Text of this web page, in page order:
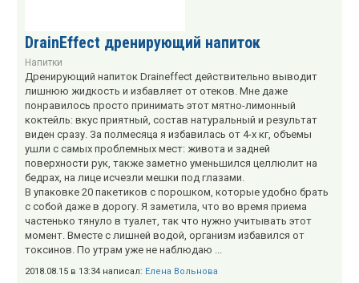
DrainEffect дренирующий напиток
Напитки
Дренирующий напиток Draineffect действительно выводит
лишнюю жидкость и избавляет от отеков. Мне даже
понравилось просто принимать этот мятно-лимонный
коктейль: вкус приятный, состав натуральный и результат
виден сразу. За полмесяца я избавилась от 4-х кг, объемы
ушли с самых проблемных мест: живота и задней
поверхности рук, также заметно уменьшился целлюлит на
бедрах, на лице исчезли мешки под глазами.
В упаковке 20 пакетиков с порошком, которые удобно брать
с собой даже в дорогу. Я заметила, что во время приема
частенько тянуло в туалет, так что нужно учитывать этот
момент. Вместе с лишней водой, организм избавился от
токсинов. По утрам уже не наблюдаю ...
2018.08.15 в 13:34 написал: Елена Вольнова